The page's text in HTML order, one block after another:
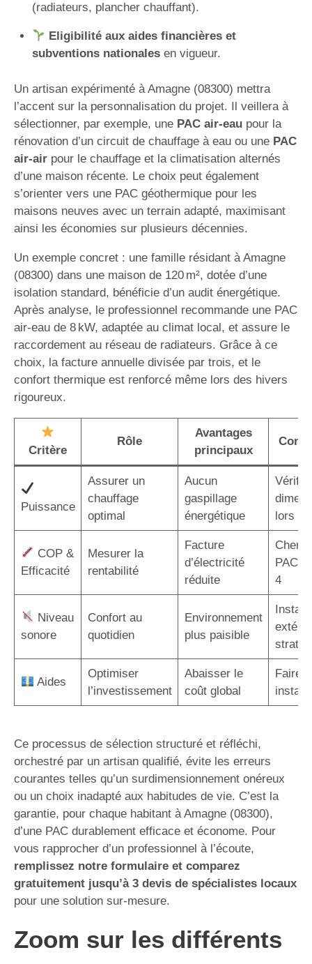
(radiateurs, plancher chauffant).
Eligibilité aux aides financières et
subventions nationalesen vigueur.
Un artisan expérimenté à Amagne (08300) mettra
l’accent sur la personnalisation du projet. Il veillera à
sélectionner, par exemple, une PAC air-eau pour la
rénovation d’un circuit de chauffage à eau ou une PAC
air-air pour le chauffage et la climatisation alternés
d’une maison récente. Le choix peut également
s’orienter vers une PAC géothermique pour les
maisons neuves avec un terrain adapté, maximisant
ainsi les économies sur plusieurs décennies.
Un exemple concret : une famille résidant à Amagne
(08300) dans une maison de 120 m², dotée d’une
isolation standard, bénéficie d’un audit énergétique.
Après analyse, le professionnel recommande une PAC
air-eau de 8 kW, adaptée au climat local, et assure le
raccordement au réseau de radiateurs. Grâce à ce
choix, la facture annuelle divisée par trois, et le
confort thermique est renforcé même lors des hivers
rigoureux.
Critère
Rôle
Avantages
principaux
Puissance
Assurer un
chauffage
optimal
Aucun
gaspillage
énergétique
lors de
COP &
Efficacité
Mesurer la
rentabilité
Facture
d’électricité
réduite
PAC
4
Niveau
sonore
Confort au
quotidien
Environnement
plus paisible
Aides
Optimiser
l’investissement
Abaisser le
coût global
Faire
Ce processus de sélection structuré et réfléchi,
orchestré par un artisan qualifié, évite les erreurs
courantes telles qu’un surdimensionnement onéreux
ou un choix inadapté aux habitudes de vie. C’est la
garantie, pour chaque habitant à Amagne (08300),
d’une PAC durablement efficace et économe. Pour
vous rapprocher d’un professionnel à l’écoute,
remplissez notre formulaire et comparez
gratuitement jusqu’à 3 devis de spécialistes locaux
pour une solution sur-mesure.
Zoom sur les différents